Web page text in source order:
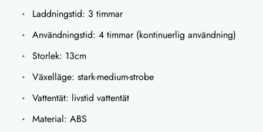
Laddningstid: 3 timmar
Användningstid: 4 timmar (kontinuerlig användning)
Storlek: 13cm
Växelläge: stark-medium-strobe
Vattentät: livstid vattentät
Material: ABS